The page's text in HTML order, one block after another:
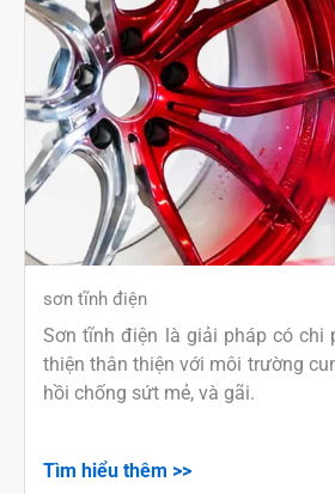
sơn tĩnh điện
Sơn tĩnh điện là giải pháp có chi
thiện thân thiện với môi trường
hồi chống sứt mẻ, và gãi.
Tìm hiểu thêm >>